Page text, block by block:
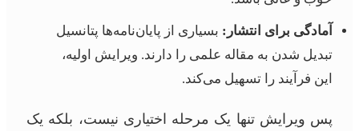
آمادگی برای انتشار: بسیاری از پایان‌نامه‌ها پتانسیل
تبدیل شدن به مقاله علمی را دارند. ویرایش اولیه،
این فرآیند را تسهیل می‌کند.
پس ویرایش تنها یک مرحله اختیاری نیست، بلکه یک